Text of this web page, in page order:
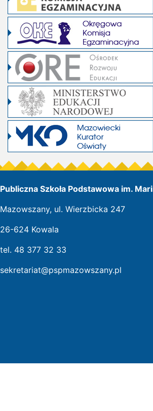
Publiczna Szkoła Podstawowa im.
Mazowszany, ul. Wierzbicka 247
26-624 Kowala
tel. 48 377 32 33
sekretariat@pspmazowszany.pl